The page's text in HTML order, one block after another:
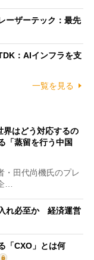
ーザーテック：最先
：AIインフラを支
一覧を見る
はどう対応するの
「蒸留を行う中国
田代尚機氏のプレ
…
れ必至か 経済運営
「CXO」とは何